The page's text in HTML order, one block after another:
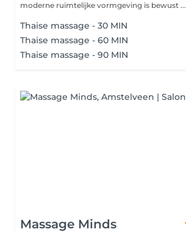
moderne ruimtelijke vormgeving is bewust ...
Thaise massage - 30 MIN
Thaise massage - 60 MIN
Thaise massage - 90 MIN
Massage Minds